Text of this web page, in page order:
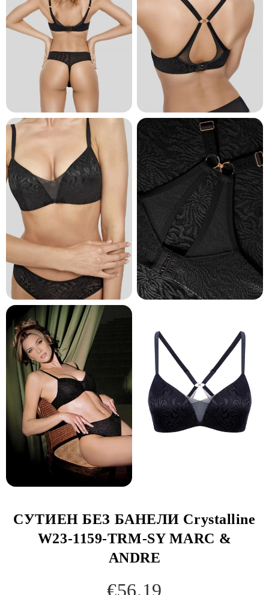
СУТИЕН БЕЗ БАНЕЛИ Crystalline
W23-1159-TRM-SY MARC &
ANDRE
€56.19